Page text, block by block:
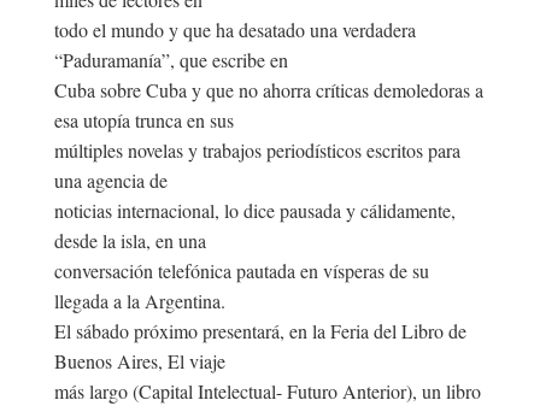
todo el mundo y que ha desatado una verdadera
“Paduramanía”, que escribe en
Cuba sobre Cuba y que no ahorra críticas demoledoras a
esa utopía trunca en sus
múltiples novelas y trabajos periodísticos escritos para
una agencia de
noticias internacional, lo dice pausada y cálidamente,
desde la isla, en una
conversación telefónica pautada en vísperas de su
llegada a la Argentina.
El sábado próximo presentará, en la Feria del Libro de
Buenos Aires, El viaje
más largo (Capital Intelectual- Futuro Anterior), un libro